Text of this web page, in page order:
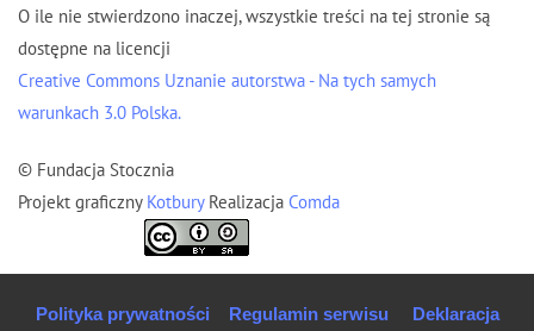
O ile nie stwierdzono inaczej, wszystkie treści na tej stronie są
dostępne na licencji
Creative Commons Uznanie autorstwa - Na tych samych
warunkach 3.0 Polska.
© Fundacja Stocznia
Projekt graficzny Kotbury Realizacja Comda
Polityka prywatności Regulamin serwisu Deklaracja